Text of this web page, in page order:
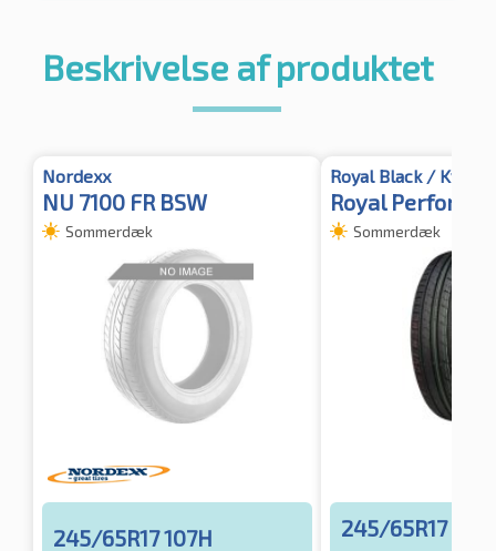
Beskrivelse af produktet
Nordexx
NU 7100 FR BSW
Sommerdæk
245/65R17 107H
Royal Black / Kyoto
Royal
Sommerdæk
245/65R17